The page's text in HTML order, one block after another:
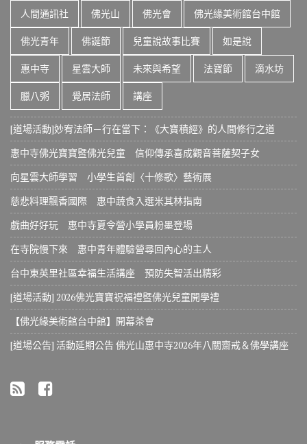
人間通訊社 佛光山 佛光會 佛光緣美術館台中館
佛光青年 佛誕節 兒童說故事比賽 如是說
惠中寺 星雲大師 未來與希望 法寶節 滴水坊
臘八粥 覺居法師 講座
[道場活動]妙宥法師－行在當下：《大寶積經》的人間修行之道
惠中寺佛光寶寶暨佛光兒童 信仰傳承喜成觀音菩薩契子女
向星雲大師學習 小學生首創〈十修歌〉藝術展
慈悲料理飄香國際 惠中蔬食入選米其林指南
戲曲好好玩 惠中寺夏令營小學員粉墨登場
在寺院慢下來 惠中青年體驗營尋回內心的主人
台中東英里社區幸福生活講座 預防失智活出精彩
[道場活動] 2026佛光寶寶祝福禮暨佛光兒童開學禮
【佛光緣美術館台中館】開幕茶會
[道場公告] 活動延期公告 佛光山惠中寺2026年八關齋戒＆佛學講座